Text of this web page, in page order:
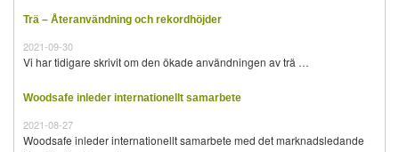
Trä – Återanvändning och rekordhöjder
2021-09-30
Vi har tidigare skrivit om den ökade användningen av trä …
Woodsafe inleder internationellt samarbete
2021-08-27
Woodsafe inleder internationellt samarbete med det marknadsledande